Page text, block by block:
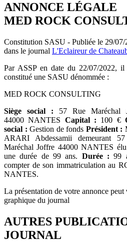
ANNONCE LÉGALE
MED ROCK
Constitution SASU - Publiée le 29/07/
dans le journal L'Eclaireur de
Par ASSP en date du 22/07/2022, il
constitué une SASU dénommée :
MED ROCK CONSULTING
Siège social : 57 Rue Maréchal
44000 NANTES Capital : 100 €
social : Gestion de fonds Président :
ARARI Abdessamii demeurant
Maréchal Joffre 44000 NANTES
une durée de 99 ans. Durée : 99
compter de son immatriculation au
NANTES.
La présentation de votre annonce
graphique du journal
AUTRES
JOURNAL